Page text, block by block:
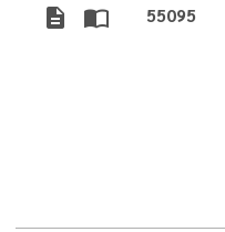
description import_contacts 55095